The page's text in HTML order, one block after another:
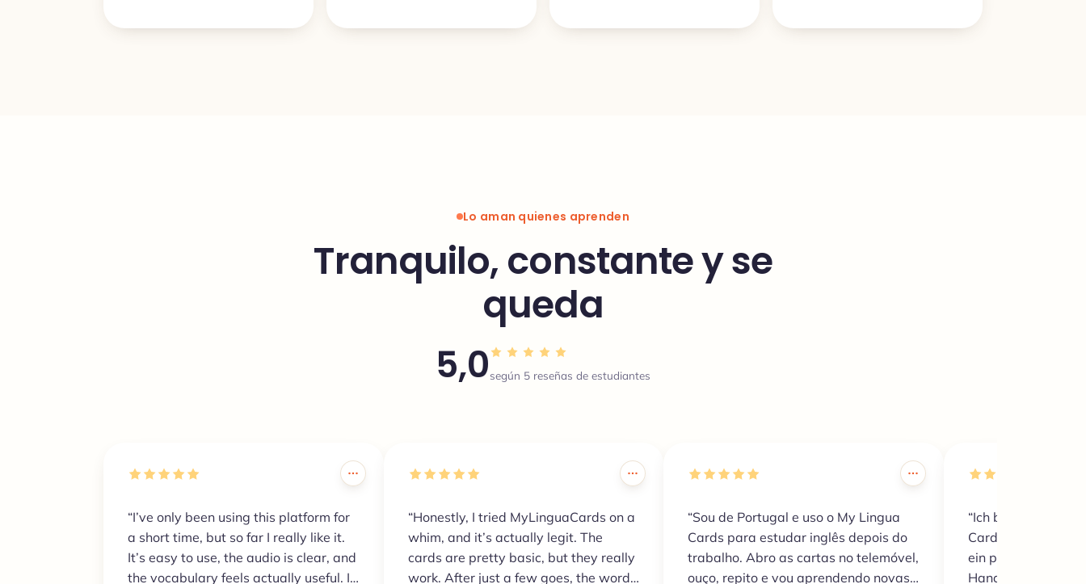
Lo aman quienes aprenden
Tranquilo, constante y se
queda
5,0según 5 reseñas de estudiantes
“I’ve only been using this platform for
a short time, but so far I really like it.
It’s easy to use, the audio is clear, and
the vocabulary feels actually useful. It
“Honestly, I tried MyLinguaCards on a
whim, and it’s actually legit. The
cards are pretty basic, but they really
work. After just a few goes, the words
“Sou de Portugal e uso o My Lingua
Cards para estudar inglês depois do
trabalho. Abro as cartas no telemóvel,
ouço, repito e vou aprendendo novas
“Ich bin Student
Cards, um
ein paar Wörter
Handy, höre die